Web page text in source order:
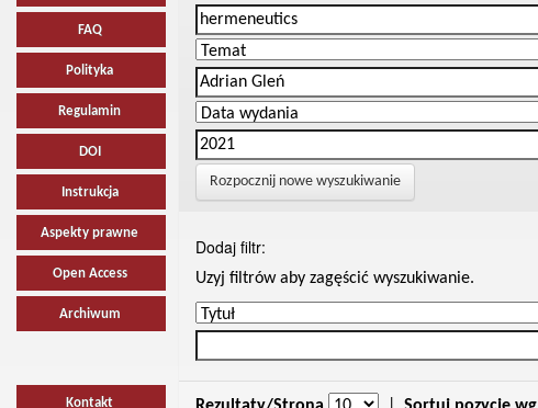
FAQ
Polityka
Regulamin
DOI
Instrukcja
Aspekty prawne
Open Access
Archiwum
Kontakt
Rozpocznij nowe wyszukiwanie
Dodaj filtr:
Uzyj filtrów aby zagęścić wyszukiwanie.